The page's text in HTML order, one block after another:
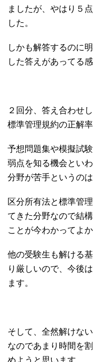
ましたが、やはり５
した。
しかも解答するのに
した答えがあってる感
２回分、答え合わせ
標準管理規約の正解
予想問題集や模擬試
弱点を知る機会とい
分野が苦手というの
区分所有法と標準管
てきた分野なので結
ことが今わかってよ
他の受験生も解ける
り厳しいので、今後
ます。
そして、全然解けな
なのであまり時間を